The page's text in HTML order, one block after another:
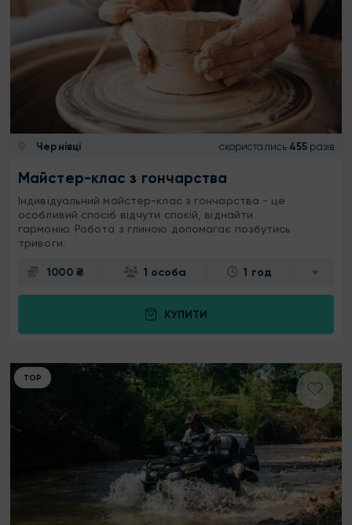
Чернівці скористались 455 разів
Майстер-клас з гончарства
Індивідуальний майстер-клас з гончарства - це
особливий спосіб відчути спокій, віднайти
гармонію. Робота з глиною допомагає позбутись
тривоги.
1000 ₴ 1 особа 1 год
КУПИТИ
ТОР